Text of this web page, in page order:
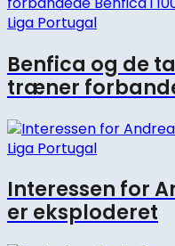
Liga Portugal
Benfica og de
træner
Liga Portugal
Interessen for
er eksploderet